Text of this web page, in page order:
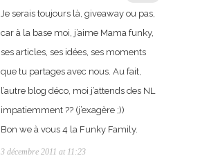
Je serais toujours là, giveaway ou pas,
car à la base moi, j’aime Mama funky,
ses articles, ses idées, ses moments
que tu partages avec nous. Au fait,
l’autre blog déco, moi j’attends des NL
impatiemment ?? (j’exagère ;))
Bon we à vous 4 la Funky Family.
3 décembre 2011 at 11:23